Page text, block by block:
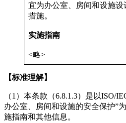
宜为办公室、房间和设施设
措施。
实施指南
<略>
【标准理解】
（1）本条款（6.8.1.3）是以ISO/
办公室、房间和设施的安全保护”
施指南和其他信息。